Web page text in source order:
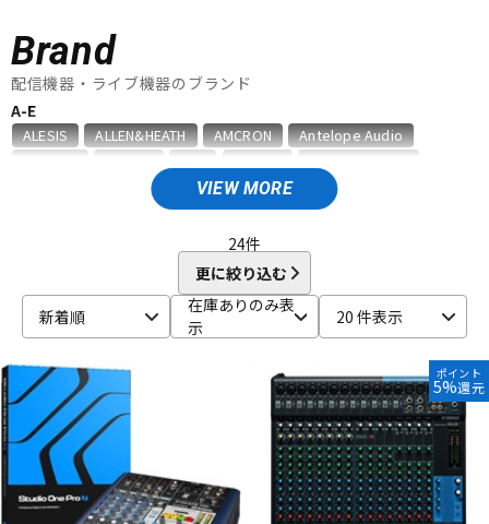
管楽器
アンプ エフェクター
DTM オンライン納品 レコーディング機器
楽器アクセサリ
ヴィンテージ
Brand
配信機器・ライブ機器のブランド
VIEW MORE
A-E
ALESIS ALLEN&HEATH AMCRON
Antelope Audio
AURATONE BEHRINGER
Blackmagic Design
CAIG CANARE db Technologies
Elite
FISHMAN GATOR HERCULES IK Multimedia
JBL
Kikutani
MACKIE Magna Cart
MARTIN AUDIO
Radial
RODE
S-Z
SANWA SUPPLY SENNHEISER
SHURE
SoundCraft
Steinberg
TAMA
TANNOY
TASCAM TOMOCA Triprop
ULTIMATE
unknown
VERY-Q VOVOX YAMAHA ZOOM
24件
更に絞り込む
新着順
在庫ありのみ表
示
20 件表示
ポイント
5%還元